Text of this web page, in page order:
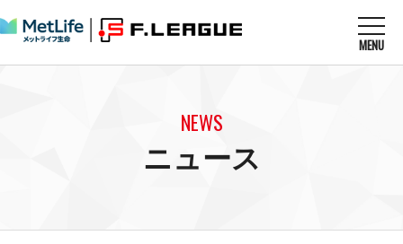
MENU
U-23選抜
NEWS
ニュース